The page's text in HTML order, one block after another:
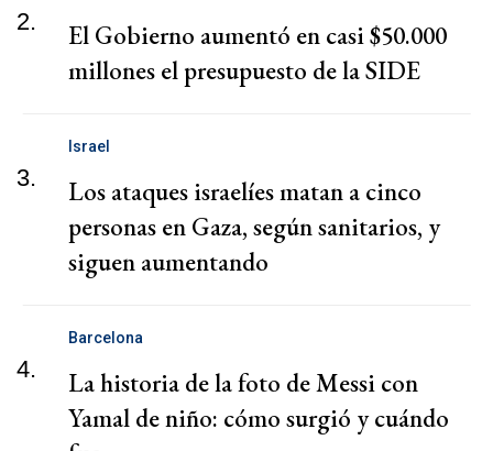
2.
El Gobierno aumentó en casi $50.000
millones el presupuesto de la SIDE
3.
Israel
Los ataques israelíes matan a cinco
personas en Gaza, según sanitarios, y
siguen aumentando
4.
Barcelona
La historia de la foto de Messi con
Yamal de niño: cómo surgió y cuándo